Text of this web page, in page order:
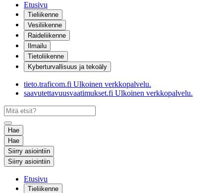
Etusivu
Tieliikenne
Vesiliikenne
Raideliikenne
Ilmailu
Tietoliikenne
Kyberturvallisuus ja tekoäly
tieto.traficom.fi Ulkoinen verkkopalvelu.
saavutettavuusvaatimukset.fi Ulkoinen verkkopalvelu.
Hae
Hae
Siirry asiointiin
Siirry asiointiin
Etusivu
Tieliikenne